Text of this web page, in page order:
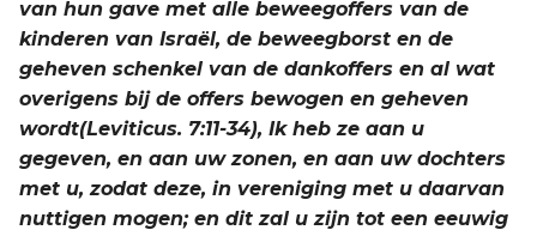
van hun gave met alle beweegoffers van de
kinderen van Israël, de beweegborst en de
geheven schenkel van de dankoffers en al wat
overigens bij de offers bewogen en geheven
wordt(Leviticus. 7:11-34), Ik heb ze aan u
gegeven, en aan uw zonen, en aan uw dochters
met u, zodat deze, in vereniging met u daarvan
nuttigen mogen; en dit zal u zijn tot een eeuwig